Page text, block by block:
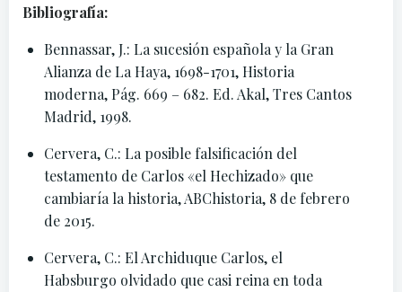
Bibliografía:
Bennassar, J.: La sucesión española y la Gran
Alianza de La Haya, 1698-1701, Historia
moderna, Pág. 669 – 682. Ed. Akal, Tres Cantos
Madrid, 1998.
Cervera, C.: La posible falsificación del
testamento de Carlos «el Hechizado» que
cambiaría la historia, ABChistoria, 8 de febrero
de 2015.
Cervera, C.: El Archiduque Carlos, el
Habsburgo olvidado que casi reina en toda